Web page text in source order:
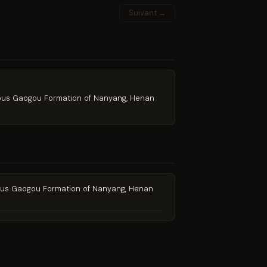
Suivant →
Gaogou Formation of Nanyang, Henan
Gaogou Formation of Nanyang, Henan